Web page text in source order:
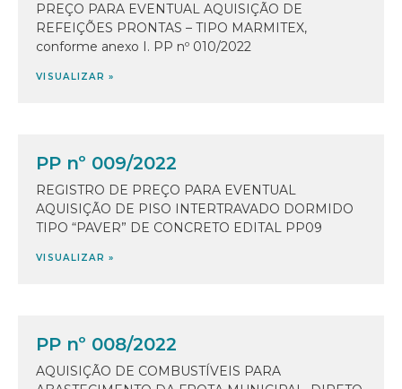
PREÇO PARA EVENTUAL AQUISIÇÃO DE
REFEIÇÕES PRONTAS – TIPO MARMITEX,
conforme anexo I. PP nº 010/2022
VISUALIZAR »
PP nº 009/2022
REGISTRO DE PREÇO PARA EVENTUAL
AQUISIÇÃO DE PISO INTERTRAVADO DORMIDO
TIPO “PAVER” DE CONCRETO EDITAL PP09
VISUALIZAR »
PP nº 008/2022
AQUISIÇÃO DE COMBUSTÍVEIS PARA